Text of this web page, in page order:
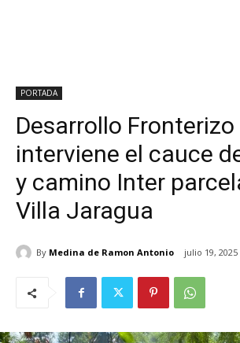
PORTADA
Desarrollo Fronterizo
interviene el cauce
y camino Inter
Villa Jaragua
By Medina de Ramon Antonio julio 19, 2025